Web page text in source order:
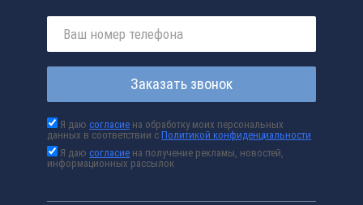
Заказать звонок
Я даюсогласие на обработку моих персональных
данных в соответствии сПолитикой конфиденциальности
Я даюсогласие на получение рекламы, новостей,
информационных рассылок